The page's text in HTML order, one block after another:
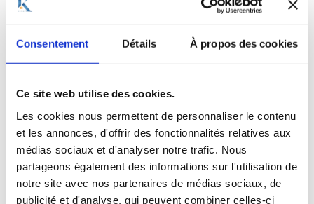
Consentement Détails À propos des cookies
Ce site web utilise des cookies.
Les cookies nous permettent de personnaliser le contenu
et les annonces, d'offrir des fonctionnalités relatives aux
médias sociaux et d'analyser notre trafic. Nous
partageons également des informations sur l'utilisation de
notre site avec nos partenaires de médias sociaux, de
publicité et d'analyse, qui peuvent combiner celles-ci
Et un coût défiant toute concurrence pour éviter
une augmentation des honoraires.